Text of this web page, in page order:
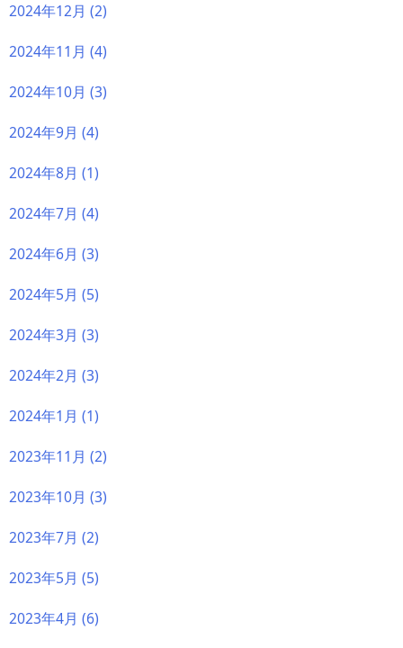
2024年12月 (2)
2024年11月 (4)
2024年10月 (3)
2024年9月 (4)
2024年8月 (1)
2024年7月 (4)
2024年6月 (3)
2024年5月 (5)
2024年3月 (3)
2024年2月 (3)
2024年1月 (1)
2023年11月 (2)
2023年10月 (3)
2023年7月 (2)
2023年5月 (5)
2023年4月 (6)